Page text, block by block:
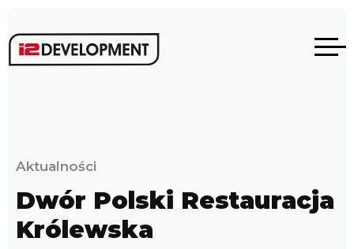
Aktualności
Dwór Polski Restauracja
Królewska